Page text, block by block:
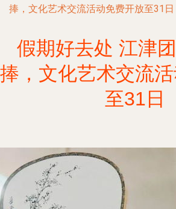
捧，文化艺术交流活动免费开放至31日
假期好去处 江津
捧，文化艺术交流
至31日